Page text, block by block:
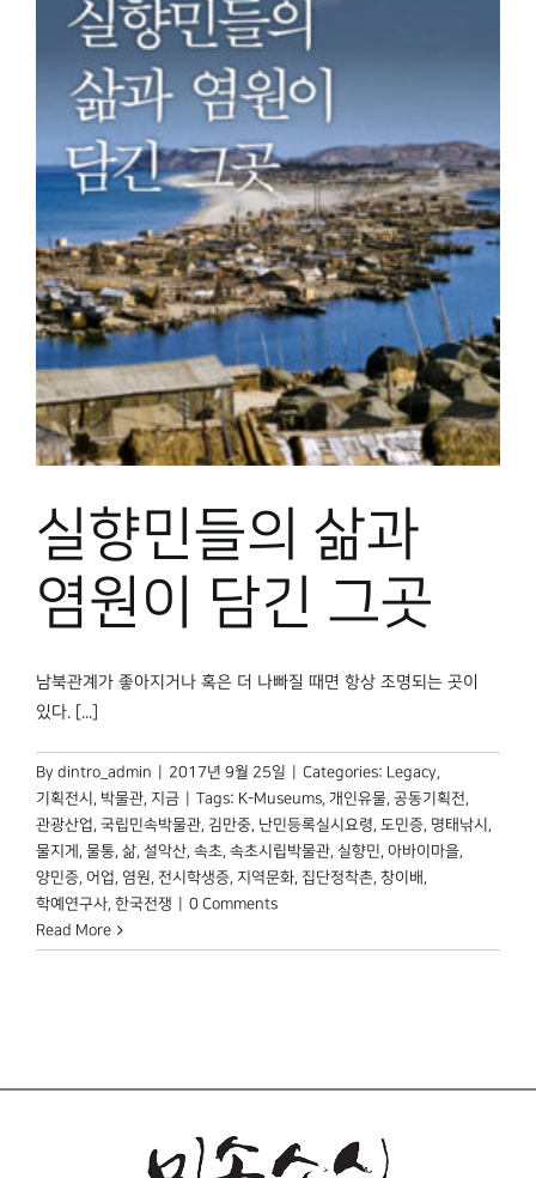
실향민들의 삶과
염원이 담긴 그곳
남북관계가 좋아지거나 혹은 더 나빠질 때면 항상 조명되는 곳이
있다. [...]
By dintro_admin 2017년 9월 25일 Categories: Legacy,
기획전시 , 박물관, 지금 Tags: K-Museums, 개인유물, 공동기획전,
관광산업, 국립민속박물관, 김만중, 난민등록실시요령, 도민증, 명태낚시 ,
물지게 , 물통, 삶, 설악산, 속초, 속초시립박물관, 실향민, 아바이마을,
양민증, 어업, 염원, 전시학생증, 지역문화, 집단정착촌, 창이배 ,
학예연구사, 한국전쟁
0 Comments
Read More